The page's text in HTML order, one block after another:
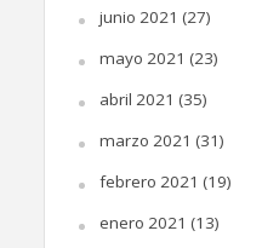
junio 2021 (27)
mayo 2021 (23)
abril 2021 (35)
marzo 2021 (31)
febrero 2021 (19)
enero 2021 (13)